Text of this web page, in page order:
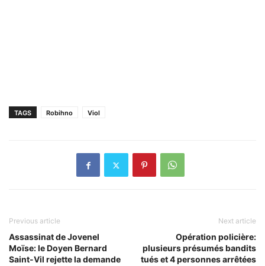
TAGS Robihno Viol
Previous article
Assassinat de Jovenel
Moïse: le Doyen Bernard
Saint-Vil rejette la demande
Next article
Opération policière:
plusieurs présumés bandits
tués et 4 personnes arrêtées